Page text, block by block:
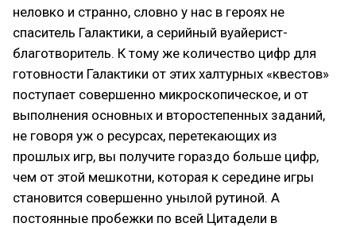
неловко и странно, словно у нас в героях не
спаситель Галактики, а серийный вуайерист-
благотворитель. К тому же количество цифр для
готовности Галактики от этих халтурных «квестов»
поступает совершенно микроскопическое, и от
выполнения основных и второстепенных заданий,
не говоря уж о ресурсах, перетекающих из
прошлых игр, вы получите гораздо больше цифр,
чем от этой мешкотни, которая к середине игры
становится совершенно унылой рутиной. А
постоянные пробежки по всей Цитадели в